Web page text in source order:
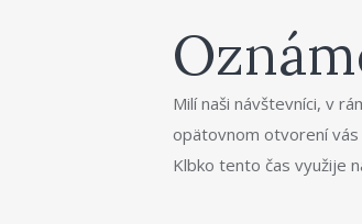
Milí naši návštevníci, v
opätovnom otvorení
Klbko tento čas využije